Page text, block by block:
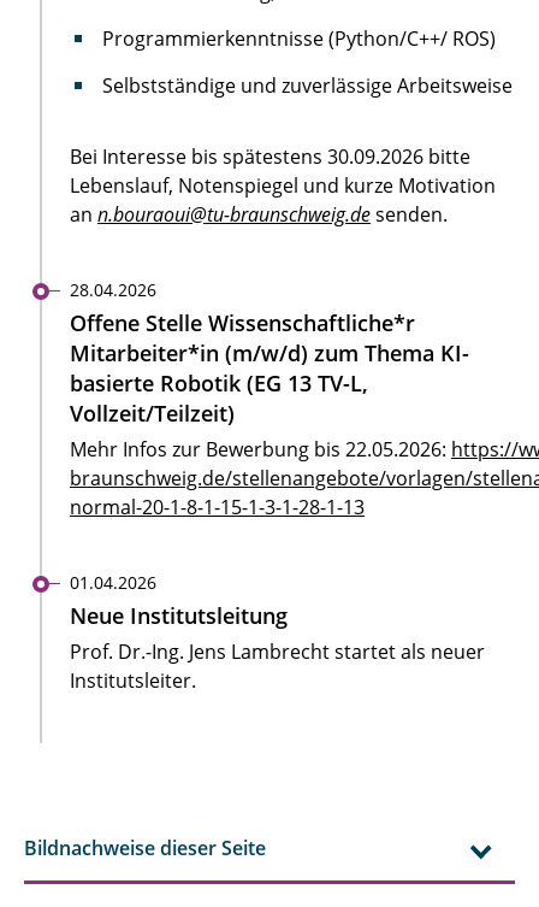
Programmierkenntnisse (Python/C++/ ROS)
Selbstständige und zuverlässige Arbeitsweise
Bei Interesse bis spätestens 30.09.2026 bitte
Lebenslauf, Notenspiegel und kurze Motivation
an n.bouraoui@tu-braunschweig.desenden.
28.04.2026
Offene Stelle Wissenschaftliche*r
Mitarbeiter*in (m/w/d) zum Thema KI-
basierte Robotik (EG 13 TV-L,
Vollzeit/Teilzeit)
Mehr Infos zur Bewerbung bis 22.05.2026: https://
braunschweig.de/stellenangebote/vorlagen/
normal-20-1-8-1-15-1-3-1-28-1-13
01.04.2026
Neue Institutsleitung
Prof. Dr.-Ing. Jens Lambrecht startet als neuer
Institutsleiter.
Bildnachweise dieser Seite